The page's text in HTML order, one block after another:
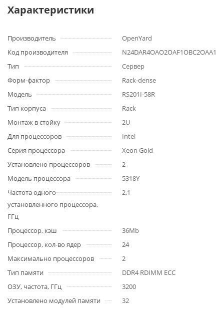
Характеристики
Производитель
OpenYard
Код производителя
Тип
Сервер
Форм-фактор
Rack-dense
Модель
RS201I-58R
Тип корпуса
Rack
Монтаж в стойку
2U
Для процессоров
Intel
Серия процессора
Xeon Gold
Установлено процессоров
2
Модель процессора
5318Y
Частота одного
установленного процессора,
ГГц
2.1
Процессор, кэш
36Mb
Процессор, кол-во ядер
24
Максимально процессоров
2
Тип памяти
DDR4 RDIMM ECC
ОЗУ, частота, ГГц
3200
Установлено модулей памяти
32